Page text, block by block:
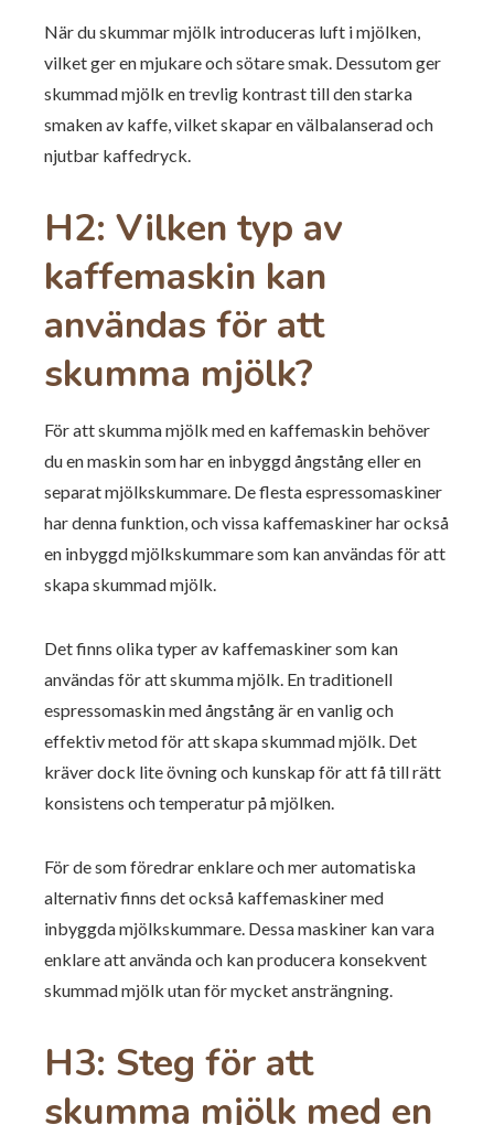
När du skummar mjölk introduceras luft i mjölken,
vilket ger en mjukare och sötare smak. Dessutom ger
skummad mjölk en trevlig kontrast till den starka
smaken av kaffe, vilket skapar en välbalanserad och
njutbar kaffedryck.
H2: Vilken typ av
kaffemaskin kan
användas för att
skumma mjölk?
För att skumma mjölk med en kaffemaskin behöver
du en maskin som har en inbyggd ångstång eller en
separat mjölkskummare. De flesta espressomaskiner
har denna funktion, och vissa kaffemaskiner har också
en inbyggd mjölkskummare som kan användas för att
skapa skummad mjölk.
Det finns olika typer av kaffemaskiner som kan
användas för att skumma mjölk. En traditionell
espressomaskin med ångstång är en vanlig och
effektiv metod för att skapa skummad mjölk. Det
kräver dock lite övning och kunskap för att få till rätt
konsistens och temperatur på mjölken.
För de som föredrar enklare och mer automatiska
alternativ finns det också kaffemaskiner med
inbyggda mjölkskummare. Dessa maskiner kan vara
enklare att använda och kan producera konsekvent
skummad mjölk utan för mycket ansträngning.
H3: Steg för att
skumma mjölk med en